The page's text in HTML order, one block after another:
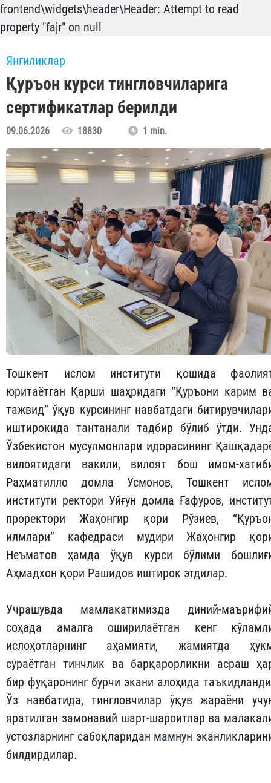
frontend\widgets\header\Header: Attempt to read
property "fajr" on null
Янгиликлар
Қуръон курси тингловчиларига
сертификатлар берилди
09.06.2026 18830 1 min.
Тошкент ислом институти қошида
юритаётган Қарши шаҳридаги “Қуръони карим
тажвид” ўқув курсининг навбатдаги
иштирокида тантанали тадбир бўлиб ўтди.
Ўзбекистон мусулмонлари идорасининг
вилоятидаги вакили, вилоят бош имом-
Раҳматилло домла Усмонов, Тошкент
институти ректори Уйғун домла Ғафуров,
проректори Жаҳонгир қори Рўзиев,
илмлари” кафедраси мудири Жаҳонгир
Неъматов ҳамда ўқув курси бўлими
Аҳмадхон қори Рашидов иштирок этдилар.
Учрашувда мамлакатимизда диний-
соҳада амалга оширилаётган кенг
ислоҳотларнинг аҳамияти, жамиятда
сураётган тинчлик ва барқарорликни асраш
бир фуқаронинг бурчи экани алоҳида
Ўз навбатида, тингловчилар ўқув жараёни
яратилган замонавий шарт-шароитлар ва
устозларнинг сабоқларидан мамнун
билдирдилар.